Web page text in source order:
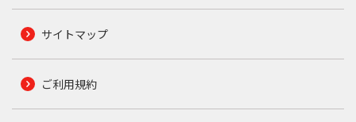
サイトマップ
ご利用規約